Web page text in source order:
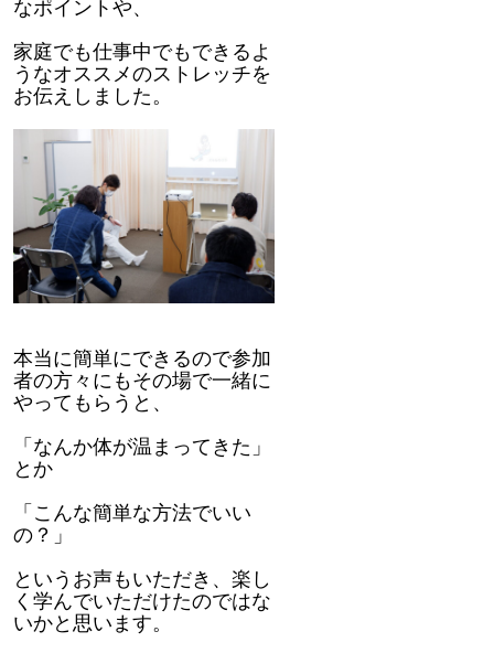
なポイントや、
家庭でも仕事中でもできるよ
うなオススメのストレッチを
お伝えしました。
本当に簡単にできるので参加
者の方々にもその場で一緒に
やってもらうと、
「なんか体が温まってきた」
とか
「こんな簡単な方法でいい
の？」
というお声もいただき、楽し
く学んでいただけたのではな
いかと思います。